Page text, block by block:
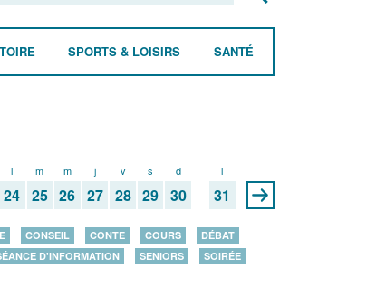
SPORTS & LOISIRS SANTÉ
l
24
m
25
m
26
j
27
v
28
s
29
d
30
l
31
CONSEIL CONTE COURS
DÉBAT
D'INFORMATION SENIORS
SOIRÉE